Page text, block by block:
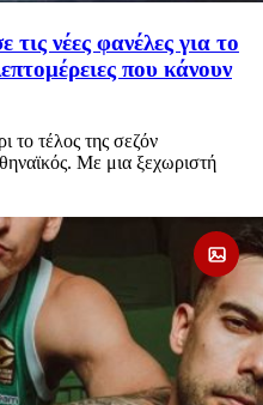
νέες φανέλες για το
που κάνουν
το τέλος της σεζόν
Με μια ξεχωριστή